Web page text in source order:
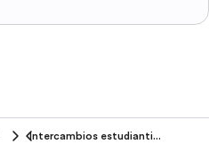
Intercambios estudiantiles